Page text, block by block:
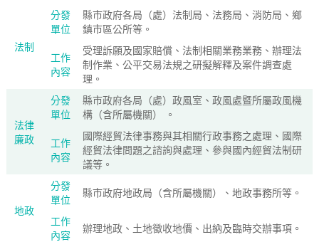
法制
分發
單位
縣市政府各局（處）法制局、法務局、消防局、鄉
鎮市區公所等。
工作
內容
受理訴願及國家賠償、法制相關業務業務、辦理法
制作業、公平交易法規之研擬解釋及案件調查處
理。
法律
廉政
分發
單位
縣市政府各局（處）政風室、政風處暨所屬政風機
構（含所屬機關） 。
工作
內容
國際經貿法律事務與其相關行政事務之處理、國際
經貿法律問題之諮詢與處理、參與國內經貿法制研
議等。
地政
分發
單位
縣市政府地政局（含所屬機關）、地政事務所等。
工作
內容
辦理地政、土地徵收地價、出納及臨時交辦事項。